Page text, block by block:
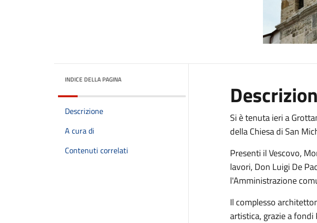
INDICE DELLA PAGINA
Descrizione
A cura di
Contenuti correlati
Si è tenuta ieri a
della Chiesa di San
Presenti il Vescovo,
lavori, Don Luigi De
l'Amministrazione
Il complesso
artistica, grazie a